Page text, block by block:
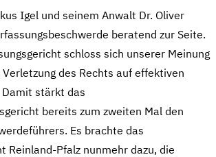
Igel und seinem Anwalt Dr. Oliver
beratend zur Seite.
schloss sich unserer Meinung
des Rechts auf effektiven
stärkt das
bereits zum zweiten Mal den
Es brachte das
Reinland-Pfalz nunmehr dazu, die